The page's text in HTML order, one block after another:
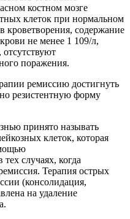
костном мозге
клеток при нормальном
кроветворения, содержание
не менее 1 109/л,
поражения.
ремиссию достигнуть
резистентную форму
принято называть
клеток, которая
случаях, когда
Терапия острых
(консолидация,
на удаление